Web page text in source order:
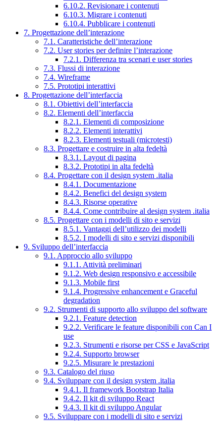
6.10.2. Revisionare i contenuti
6.10.3. Migrare i contenuti
6.10.4. Pubblicare i contenuti
7. Progettazione dell’interazione
7.1. Caratteristiche dell’interazione
7.2. User stories per definire l’interazione
7.2.1. Differenza tra scenari e user stories
7.3. Flussi di interazione
7.4. Wireframe
7.5. Prototipi interattivi
8. Progettazione dell’interfaccia
8.1. Obiettivi dell’interfaccia
8.2. Elementi dell’interfaccia
8.2.1. Elementi di composizione
8.2.2. Elementi interattivi
8.2.3. Elementi testuali (microtesti)
8.3. Progettare e costruire in alta fedeltà
8.3.1. Layout di pagina
8.3.2. Prototipi in alta fedeltà
8.4. Progettare con il design system .italia
8.4.1. Documentazione
8.4.2. Benefici del design system
8.4.3. Risorse operative
8.4.4. Come contribuire al design system .italia
8.5. Progettare con i modelli di sito e servizi
8.5.1. Vantaggi dell’utilizzo dei modelli
8.5.2. I modelli di sito e servizi disponibili
9. Sviluppo dell’interfaccia
9.1. Approccio allo sviluppo
9.1.1. Attività preliminari
9.1.2. Web design responsivo e accessibile
9.1.3. Mobile first
9.1.4. Progressive enhancement e Graceful
degradation
9.2. Strumenti di supporto allo sviluppo del software
9.2.1. Feature detection
9.2.2. Verificare le feature disponibili con Can I
use
9.2.3. Strumenti e risorse per CSS e JavaScript
9.2.4. Supporto browser
9.2.5. Misurare le prestazioni
9.3. Catalogo del riuso
9.4. Sviluppare con il design system .italia
9.4.1. Il framework Bootstrap Italia
9.4.2. Il kit di sviluppo React
9.4.3. Il kit di sviluppo Angular
9.5. Sviluppare con i modelli di sito e servizi